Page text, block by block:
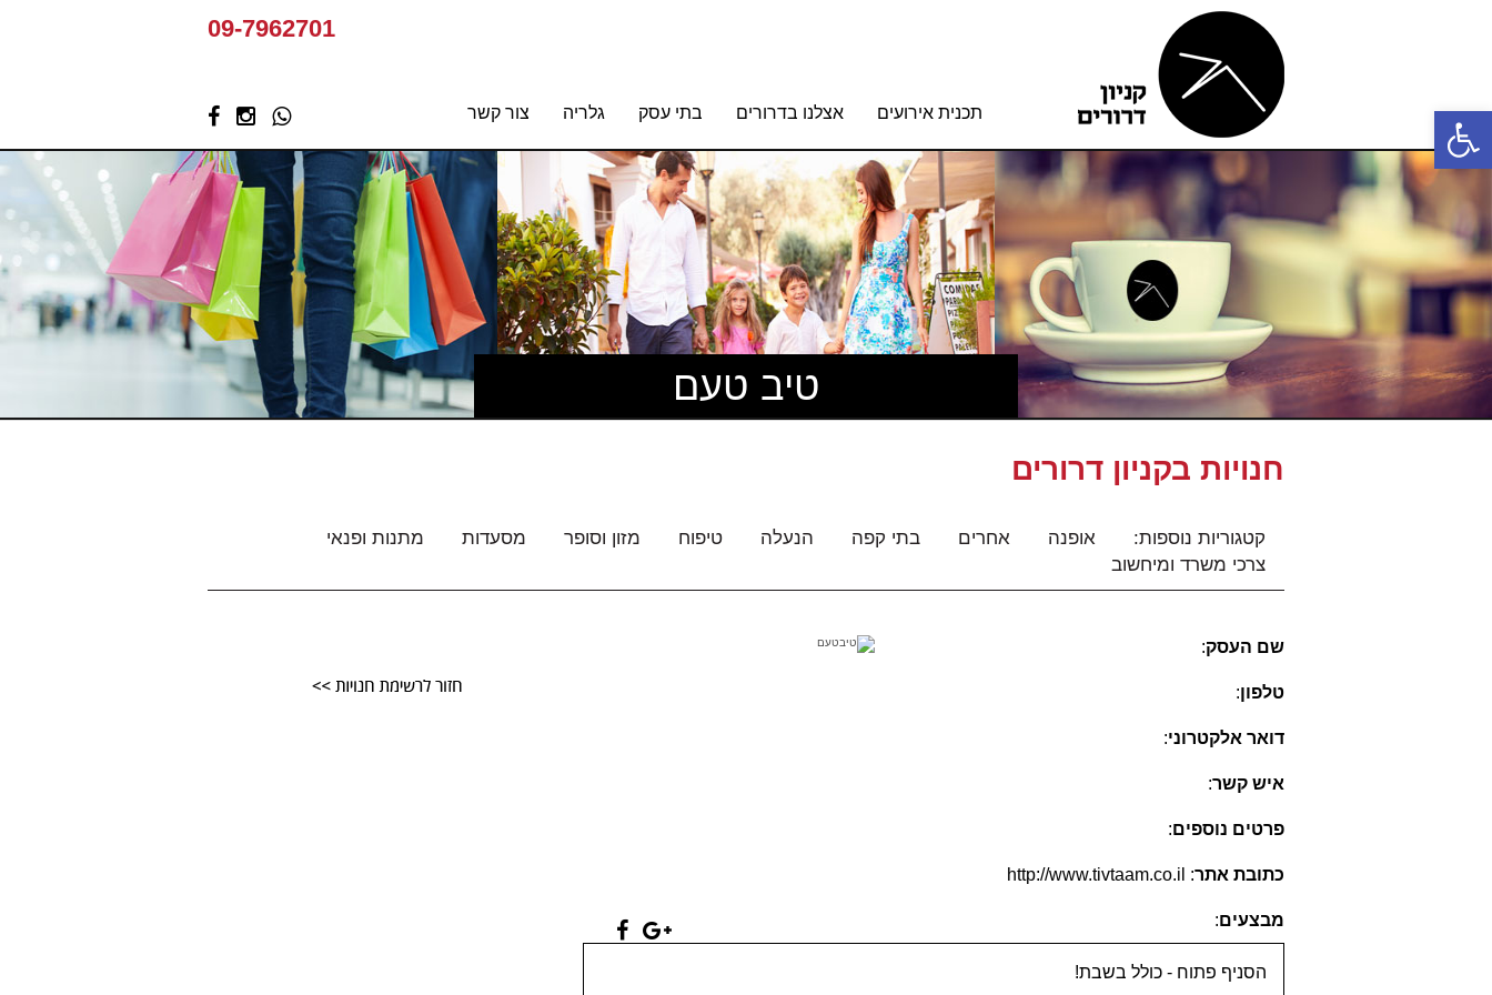
פתח סרגל נגישות
09-7962701
תכנית אירועים אצלנו בדרורים בתי עסק גלריה צור קשר
טיב טעם
חנויות בקניון דרורים
קטגוריות נוספות: אופנה אחרים בתי קפה הנעלה טיפוח מזון וסופר מסעדות
מתנות ופנאי
צרכי משרד ומיחשוב
שם העסק:
טלפון:
דואר אלקטרוני:
איש קשר:
פרטים נוספים:
כתובת אתר:
http://www.tivtaam.co.il
מבצעים:
הסניף פתוח - כולל בשבת!